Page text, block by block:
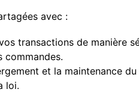
avec :
transactions de manière
commandes.
et la maintenance du
loi.